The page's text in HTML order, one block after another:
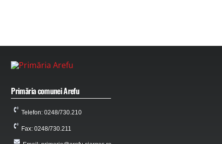
Primăria comunei Arefu
Telefon: 0248/730.210
Fax: 0248/730.211